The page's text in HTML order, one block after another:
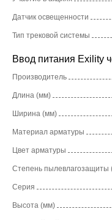
Датчик освещенности
Тип трековой системы
Ввод питания Exility
Производитель
Длина (мм)
Ширина (мм)
Материал арматуры
Цвет арматуры
Степень пылевлагозащиты
Серия
Высота (мм)